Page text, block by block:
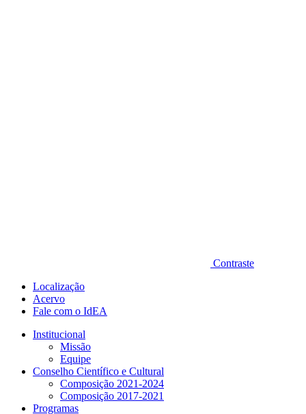
Contraste
Localização
Acervo
Fale com o IdEA
Institucional
Missão
Equipe
Conselho Científico e Cultural
Composição 2021-2024
Composição 2017-2021
Programas